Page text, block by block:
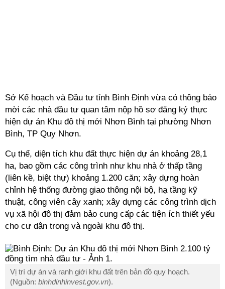
Sở Kế hoạch và Đầu tư tỉnh Bình Định vừa có thông báo
mời các nhà đầu tư quan tâm nộp hồ sơ đăng ký thực
hiện dự án Khu đô thị mới Nhơn Bình tại phường Nhơn
Bình, TP Quy Nhơn.
Cụ thể, diện tích khu đất thực hiện dự án khoảng 28,1
ha, bao gồm các công trình như khu nhà ở thấp tầng
(liên kề, biệt thự) khoảng 1.200 căn; xây dựng hoàn
chỉnh hệ thống đường giao thông nội bộ, hạ tầng kỹ
thuật, công viên cây xanh; xây dựng các công trình dịch
vụ xã hội đô thị đảm bảo cung cấp các tiện ích thiết yếu
cho cư dân trong và ngoài khu đô thị.
Vị trí dự án và ranh giới khu đất trên bản đồ quy hoạch.
(Nguồn: binhdinhinvest.gov.vn).